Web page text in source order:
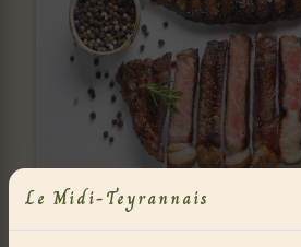
Le Midi-Teyrannais